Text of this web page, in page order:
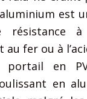
est
résistance
fer ou à
portail en
en